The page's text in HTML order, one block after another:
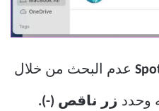
عدم البحث من خلال
وحدد زر ناقص (-).